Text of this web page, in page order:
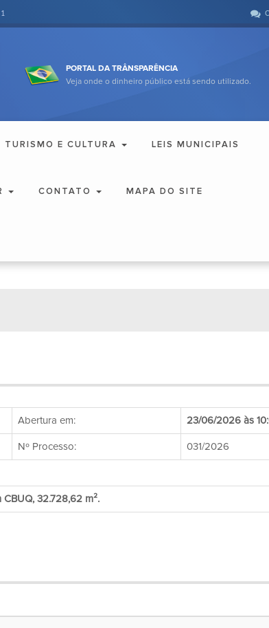
PORTAL DA TRÂNSPARÊNCIA
Veja onde o dinheiro público está sendo utilizado.
TURISMO E CULTURA LEIS MUNICIPAIS
CONTATO MAPA DO SITE
Abertura em: 23/06/2026 às
Nº Processo: 031/2026
32.728,62 m².